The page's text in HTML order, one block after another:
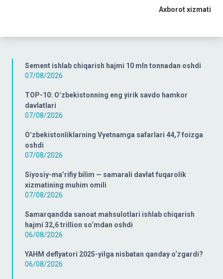
Sement ishlab chiqarish hajmi 10 mln tonnadan oshdi
07/08/2026
TOP-10: Oʻzbekistonning eng yirik savdo hamkor
davlatlari
07/08/2026
Oʻzbekistonliklarning Vyetnamga safarlari 44,7 foizga
oshdi
07/08/2026
Siyosiy-ma’rifiy bilim — samarali davlat fuqarolik
xizmatining muhim omili
07/08/2026
Samarqandda sanoat mahsulotlari ishlab chiqarish
hajmi 32,6 trillion so‘mdan oshdi
06/08/2026
YAHM deflyatori 2025-yilga nisbatan qanday o‘zgardi?
06/08/2026
Axborot xizmati